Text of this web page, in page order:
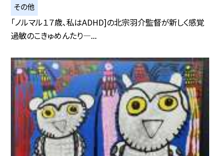
その他
「ノルマル１７歳、私はADHD]の北宗羽介監督が新しく感覚
過敏のこきゅめんたり―...